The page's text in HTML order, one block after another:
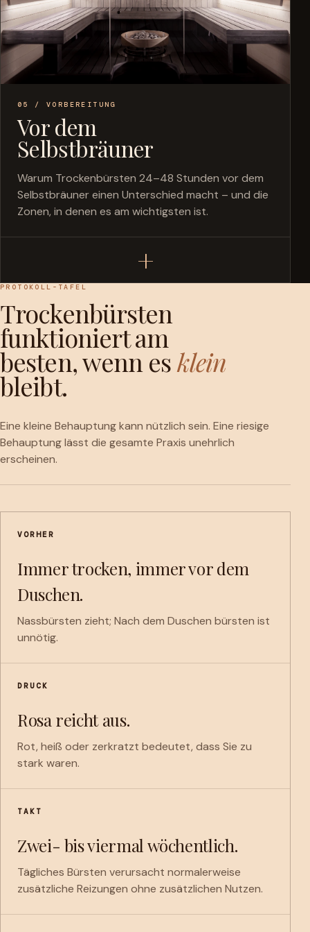
05 / VORBEREITUNG
Vor dem
Selbstbräuner
Warum Trockenbürsten 24–48 Stunden vor dem
Selbstbräuner einen Unterschied macht – und die
Zonen, in denen es am wichtigsten ist.
+
PROTOKOLL-TAFEL
Trockenbürsten
funktioniert am
besten, wenn esklein
bleibt.
Eine kleine Behauptung kann nützlich sein. Eine riesige
Behauptung lässt die gesamte Praxis unehrlich
erscheinen.
VORHER
Immer trocken, immer vor dem
Duschen.
Nassbürsten zieht; Nach dem Duschen bürsten ist
unnötig.
DRUCK
Rosa reicht aus.
Rot, heiß oder zerkratzt bedeutet, dass Sie zu
stark waren.
TAKT
Zwei- bis viermal wöchentlich.
Tägliches Bürsten verursacht normalerweise
zusätzliche Reizungen ohne zusätzlichen Nutzen.